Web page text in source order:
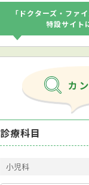
「ドクターズ・ファ
特設サイト
診療科目
小児科